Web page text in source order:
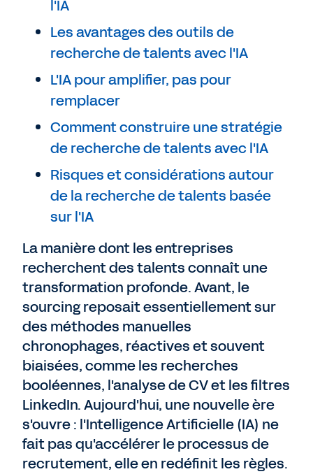
l'IA
Les avantages des outils de
recherche de talents avec l'IA
L'IA pour amplifier, pas pour
remplacer
Comment construire une stratégie
de recherche de talents avec l'IA
Risques et considérations autour
de la recherche de talents basée
sur l'IA
La manière dont les entreprises
recherchent des talents connaît une
transformation profonde. Avant, le
sourcing reposait essentiellement sur
des méthodes manuelles
chronophages, réactives et souvent
biaisées, comme les recherches
booléennes, l'analyse de CV et les filtres
LinkedIn. Aujourd'hui, une nouvelle ère
s'ouvre : l'Intelligence Artificielle (IA) ne
fait pas qu'accélérer le processus de
recrutement, elle en redéfinit les règles.